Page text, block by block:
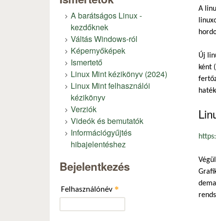
A
Új
ként
A barátságos Linux -
kezdőknek
Váltás Windows-ról
Képernyőképek
Ismertető
Linux Mint kézikönyv (2024)
Linux Mint felhasználói
kézikönyv
Verziók
Videók és bemutatók
Információgyűjtés
hibajelentéshez
Bejelentkezés
Felhasználónév *